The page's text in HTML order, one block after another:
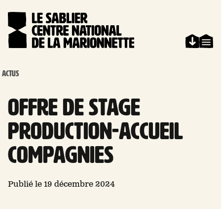
ACTUS
OFFRE DE STAGE
PRODUCTION-ACCUEIL
COMPAGNIES
Publié le 19 décembre 2024